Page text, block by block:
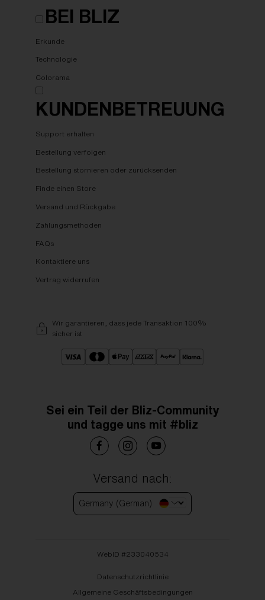
BEI BLIZ
Erkunde
Technologie
Colorama
KUNDENBETREUUNG
Support erhalten
Bestellung verfolgen
Bestellung stornieren oder zurücksenden
Finde einen Store
Versand und Rückgabe
Zahlungsmethoden
FAQs
Kontaktiere uns
Vertrag widerrufen
Wir garantieren, dass jede Transaktion 100%
sicher ist
Sei ein Teil der Bliz-Community
und tagge uns mit #bliz
Versand nach:
Germany (German)
WebID #233040534
Datenschutzrichtlinie
Allgemeine Geschäftsbedingungen